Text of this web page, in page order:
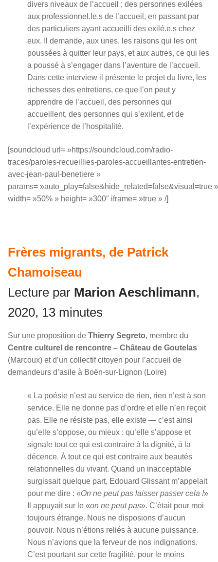
divers niveaux de l’accueil ; des personnes exilées
aux professionnel.le.s de l’accueil, en passant par
des particuliers ayant accueilli des exilé.e.s chez
eux. Il demande, aux unes, les raisons qui les ont
poussées à quitter leur pays, et aux autres, ce qui les
a poussé à s’engager dans l’aventure de l’accueil.
Dans cette interview il présente le projet du livre, les
richesses des entretiens, ce que l’on peut y
apprendre de l’accueil, des personnes qui
accueillent, des personnes qui s’exilent, et de
l’expérience de l’hospitalité.
[soundcloud url= »https://soundcloud.com/radio-
traces/paroles-recueillies-paroles-accueillantes-entretien-
avec-jean-paul-benetiere »
params= »auto_play=false&hide_related=false&visual=true »
width= »50% » height= »300″ iframe= »true » /]
Frères migrants, de Patrick
Chamoiseau
Lecture par Marion Aeschlimann,
2020, 13 minutes
Sur une proposition de Thierry Segreto, membre du
Centre culturel de rencontre – Château de Goutelas
(Marcoux) et d’un collectif citoyen pour l’accueil de
demandeurs d’asile à Boën-sur-Lignon (Loire)
« La poésie n’est au service de rien, rien n’est à son
service. Elle ne donne pas d’ordre et elle n’en reçoit
pas. Elle ne résiste pas, elle existe — c’est ainsi
qu’elle s’oppose, ou mieux : qu’elle s’appose et
signale tout ce qui est contraire à la dignité, à la
décence. À tout ce qui est contraire aux beautés
relationnelles du vivant. Quand un inacceptable
surgissait quelque part, Edouard Glissant m’appelait
pour me dire : «On ne peut pas laisser passer cela !»
Il appuyait sur le «on ne peut pas». C’était pour moi
toujours étrange. Nous ne disposions d’aucun
pouvoir. Nous n’étions reliés à aucune puissance.
Nous n’avions que la ferveur de nos indignations.
C’est pourtant sur cette fragilité, pour le moins